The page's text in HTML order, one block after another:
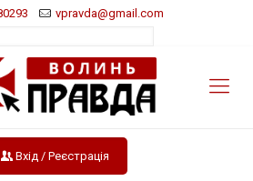
vpravda@gmail.com
Вхід / Реєстрація